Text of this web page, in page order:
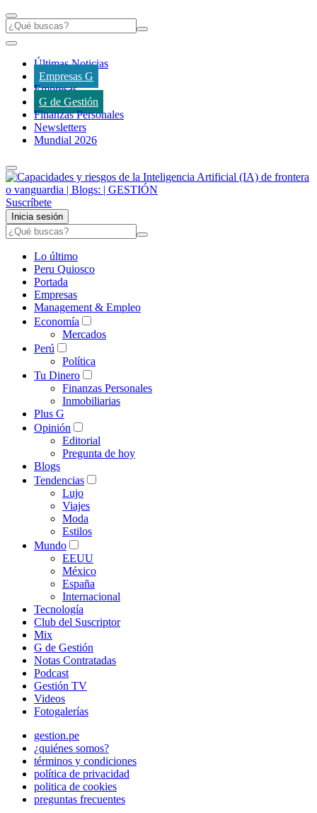
Últimas Noticias
Empresas G
Empresas
G de Gestión
Finanzas Personales
Newsletters
Mundial 2026
Suscríbete
Inicia sesión
Lo último
Peru Quiosco
Portada
Empresas
Management & Empleo
Economía
Mercados
Perú
Política
Tu Dinero
Finanzas Personales
Inmobiliarias
Plus G
Opinión
Editorial
Pregunta de hoy
Blogs
Tendencias
Lujo
Viajes
Moda
Estilos
Mundo
EEUU
México
España
Internacional
Tecnología
Club del Suscriptor
Mix
G de Gestión
Notas Contratadas
Podcast
Gestión TV
Videos
Fotogalerías
gestion.pe
¿quiénes somos?
términos y condiciones
política de privacidad
politica de cookies
preguntas frecuentes